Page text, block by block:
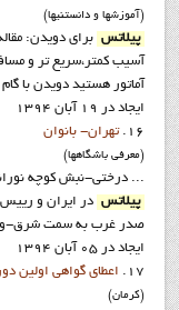
(آموزشها و دانستنيها)
پیلاتس برای دویدن:
آسیب کمتر،سریع تر و
آماتور هستید دویدن با
ایجاد در 19 آبان 1394
16.
تهران- بانوان
(معرفي باشگاهها)
... درختی-نبش کوچه نورانی 22072004 استاد بهاره عطری (
پیلاتس در ایران و
صدر غرب به سمت شرق-
ایجاد در 05 آبان 1394
17.
اعطای گواهی اولین
(کرمان)